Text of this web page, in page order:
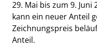
29. Mai bis zum 9. Juni
kann ein neuer Anteil
Zeichnungspreis
Anteil.